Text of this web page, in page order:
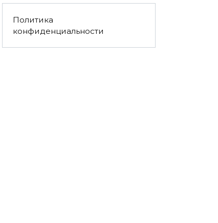
Политика
конфиденциальности